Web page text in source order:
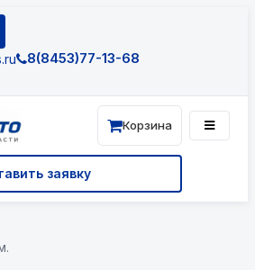
8(8453)77-13-68
заявку
Корзина